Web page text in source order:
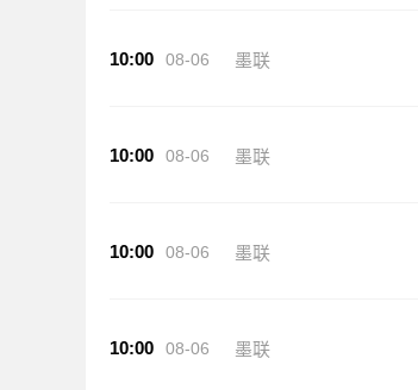
10:00 08-06 墨联
10:00 08-06 墨联
10:00 08-06 墨联
10:00 08-06 墨联